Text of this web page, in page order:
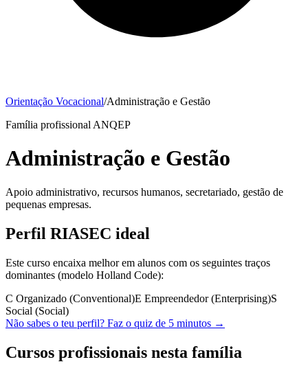
Orientação Vocacional/Administração e Gestão
Família profissional ANQEP
Administração e Gestão
Apoio administrativo, recursos humanos, secretariado, gestão de
pequenas empresas.
Perfil RIASEC ideal
Este curso encaixa melhor em alunos com os seguintes traços
dominantes (modelo Holland Code):
C Organizado (Conventional)E Empreendedor (Enterprising)S
Social (Social)
Não sabes o teu perfil? Faz o quiz de 5 minutos →
Cursos profissionais nesta família